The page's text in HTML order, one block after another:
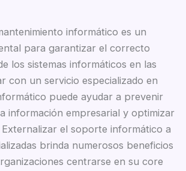
informático es un
para garantizar el correcto
los sistemas informáticos en las
con un servicio especializado en
puede ayudar a prevenir
información empresarial y optimizar
el soporte informático a
brinda numerosos beneficios
centrarse en su core